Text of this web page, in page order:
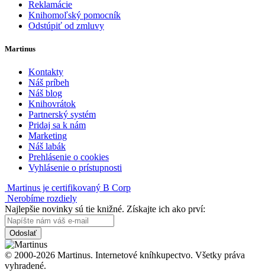
Reklamácie
Knihomoľský pomocník
Odstúpiť od zmluvy
Martinus
Kontakty
Náš príbeh
Náš blog
Knihovrátok
Partnerský systém
Pridaj sa k nám
Marketing
Náš labák
Prehlásenie o cookies
Vyhlásenie o prístupnosti
Martinus je certifikovaný B Corp
Nerobíme rozdiely
Najlepšie novinky sú tie knižné. Získajte ich ako prví:
Odoslať
© 2000-2026 Martinus. Internetové kníhkupectvo. Všetky práva
vyhradené.